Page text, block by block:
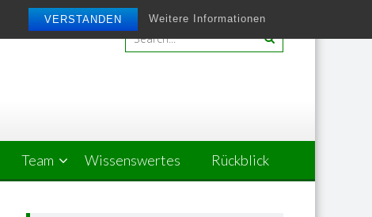
VERSTANDEN Weitere Informationen
Team Wissenswertes Rückblick